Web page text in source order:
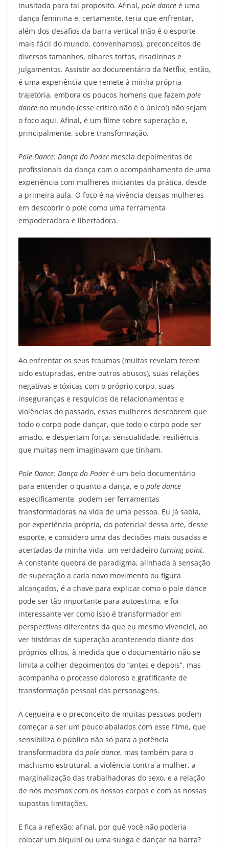
inusitada para tal propósito. Afinal, pole dance é uma
dança feminina e, certamente, teria que enfrentar,
além dos desafios da barra vertical (não é o esporte
mais fácil do mundo, convenhamos), preconceitos de
diversos tamanhos, olhares tortos, risadinhas e
julgamentos. Assistir ao documentário da Netflix, então,
é uma experiência que remete à minha própria
trajetória, embora os poucos homens que fazem pole
dance no mundo (esse crítico não é o único!) não sejam
o foco aqui. Afinal, é um filme sobre superação e,
principalmente, sobre transformação.
Pole Dance: Dança do Poder mescla depoimentos de
profissionais da dança com o acompanhamento de uma
experiência com mulheres iniciantes da prática, desde
a primeira aula. O foco é na vivência dessas mulheres
em descobrir o pole como uma ferramenta
empoderadora e libertadora.
Ao enfrentar os seus traumas (muitas revelam terem
sido estupradas, entre outros abusos), suas relações
negativas e tóxicas com o próprio corpo, suas
inseguranças e resquícios de relacionamentos e
violências do passado, essas mulheres descobrem que
todo o corpo pode dançar, que todo o corpo pode ser
amado, e despertam força, sensualidade, resiliência,
que muitas nem imaginavam que tinham.
Pole Dance: Dança do Poder é um belo documentário
para entender o quanto a dança, e o pole dance
especificamente, podem ser ferramentas
transformadoras na vida de uma pessoa. Eu já sabia,
por experiência própria, do potencial dessa arte, desse
esporte, e considero uma das decisões mais ousadas e
acertadas da minha vida, um verdadeiro turning point.
A constante quebra de paradigma, alinhada à sensação
de superação a cada novo movimento ou figura
alcançados, é a chave para explicar como o pole dance
pode ser tão importante para autoestima, e foi
interessante ver como isso é transformador em
perspectivas diferentes da que eu mesmo vivenciei, ao
ver histórias de superação acontecendo diante dos
próprios olhos, à medida que o documentário não se
limita a colher depoimentos do “antes e depois”, mas
acompanha o processo doloroso e gratificante de
transformação pessoal das personagens.
A cegueira e o preconceito de muitas pessoas podem
começar a ser um pouco abalados com esse filme, que
sensibiliza o público não só para a potência
transformadora do pole dance, mas também para o
machismo estrutural, a violência contra a mulher, a
marginalização das trabalhadoras do sexo, e a relação
de nós mesmos com os nossos corpos e com as nossas
supostas limitações.
E fica a reflexão: afinal, por quê você não poderia
colocar um biquini ou uma sunga e dançar na barra?